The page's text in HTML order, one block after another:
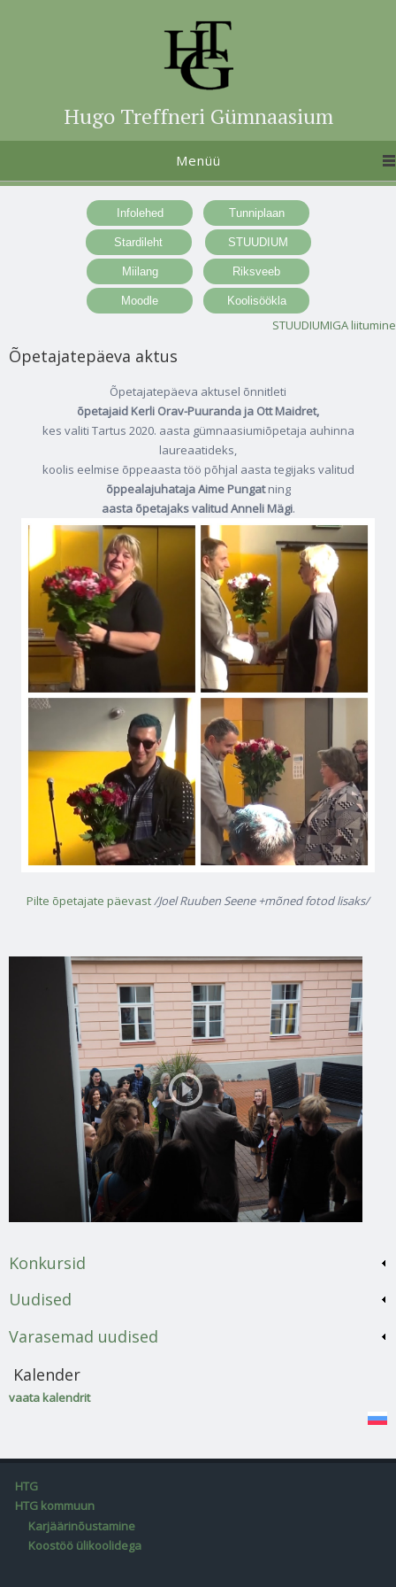
Hugo Treffneri Gümnaasium
Menüü
STUUDIUMIGA liitumine
Õpetajatepäeva aktus
Õpetajatepäeva aktusel õnnitleti
õpetajaid Kerli Orav-Puuranda ja Ott Maidret,
kes valiti Tartus 2020. aasta gümnaasiumiõpetaja auhinna
laureaatideks,
koolis eelmise õppeaasta töö põhjal aasta tegijaks valitud
õppealajuhataja Aime Pungatning
aasta õpetajaks valitud Anneli Mägi.
Pilte õpetajate päevast/Joel Ruuben Seene +mõned fotod lisaks/
Konkursid
Uudised
Varasemad uudised
Kalender
vaata kalendrit
HTG
HTG kommuun
Karjäärinõustamine
Koostöö ülikoolidega